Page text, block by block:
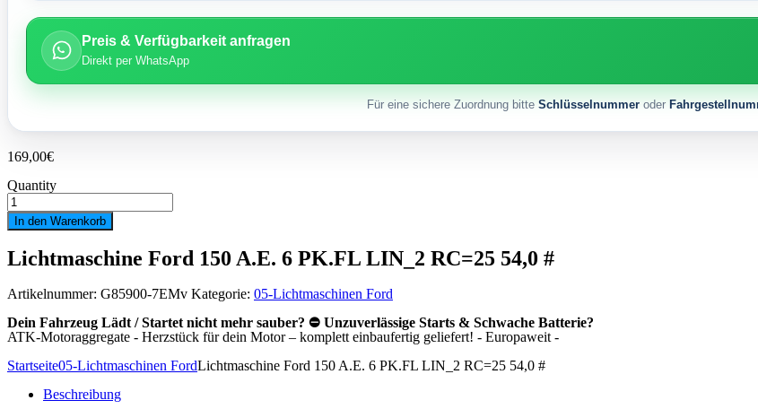
Preis & Verfügbarkeit anfragen
Direkt per WhatsApp
Für eine sichere Zuordnung bitte Schlüsselnummer oder
169,00€
Quantity
Lichtmaschine
Ford
150
6
PK.FL
RC=25
54,0
#
Menge
In den Warenkorb
Lichtmaschine Ford 150 A.E. 6 PK.FL LIN_2 RC=25 54,0 #
Artikelnummer: G85900-7EMv Kategorie: 05-Lichtmaschinen Ford
Dein Fahrzeug Lädt / Startet nicht mehr sauber? ⛔ Unzuverlässige Starts & Schwache Batterie?
ATK-Motoraggregate - Herzstück für dein Motor – komplett einbaufertig geliefert! - Europaweit -
Startseite05-Lichtmaschinen FordLichtmaschine Ford 150 A.E. 6 PK.FL LIN_2 RC=25 54,0 #
Beschreibung